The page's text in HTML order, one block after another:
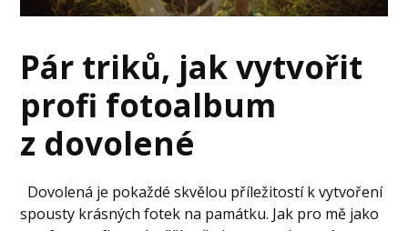
Pár triků, jak vytvořit
profi fotoalbum
z dovolené
Dovolená je pokaždé skvělou příležitostí k vytvoření
spousty krásných fotek na památku. Jak pro mě jako